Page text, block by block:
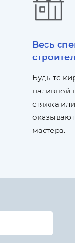
Весь
Будь то
наливной
стяжка
мастера.